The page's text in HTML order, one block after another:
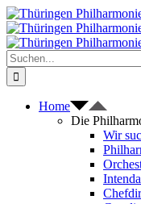
Zum
Inhalt
springen
Suche
nach:
Home
Die
Wir